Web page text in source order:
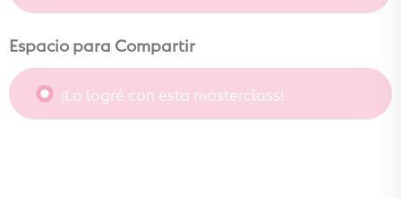
Espacio para Compartir
¡Lo logré con esta masterclass!